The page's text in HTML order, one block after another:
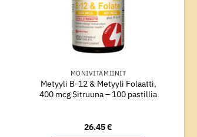
MONIVITAMIINIT
Metyyli B-12 & Metyyli Folaatti,
400 mcg Sitruuna – 100 pastillia
26.45€